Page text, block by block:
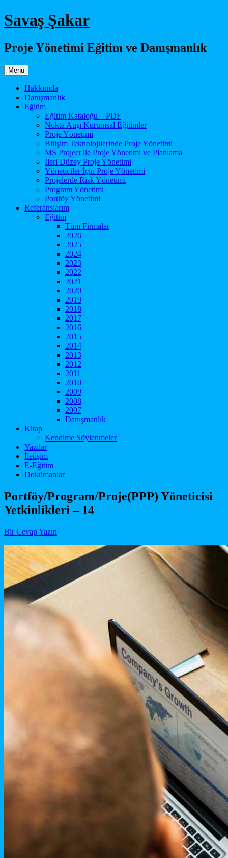
İçeriğe
atla
Savaş Şakar
Proje Yönetimi Eğitim ve Danışmanlık
Menü
Hakkımda
Danışmanlık
Eğitim
Eğitim Kataloğu – PDF
Nokta Atışı Kurumsal Eğitimler
Proje Yönetimi
Bilişim Teknolojilerinde Proje Yönetimi
MS Project ile Proje Yönetimi ve Planlama
İleri Düzey Proje Yönetimi
Yöneticiler İçin Proje Yönetimi
Projelerde Risk Yönetimi
Program Yönetimi
Portföy Yönetimi
Referanslarım
Eğitim
Tüm Firmalar
2026
2025
2024
2023
2022
2021
2020
2019
2018
2017
2016
2015
2014
2013
2012
2011
2010
2009
2008
2007
Danışmanlık
Kitap
Kendime Söylenmeler
Yazılar
İletişim
E-Eğitim
Dokümanlar
Portföy/Program/Proje(PPP) Yöneticisi
Yetkinlikleri – 14
Bir Cevap Yazın